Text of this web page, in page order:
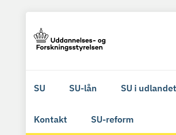
SU SU-lån SU i udlandet
Kontakt SU-reform